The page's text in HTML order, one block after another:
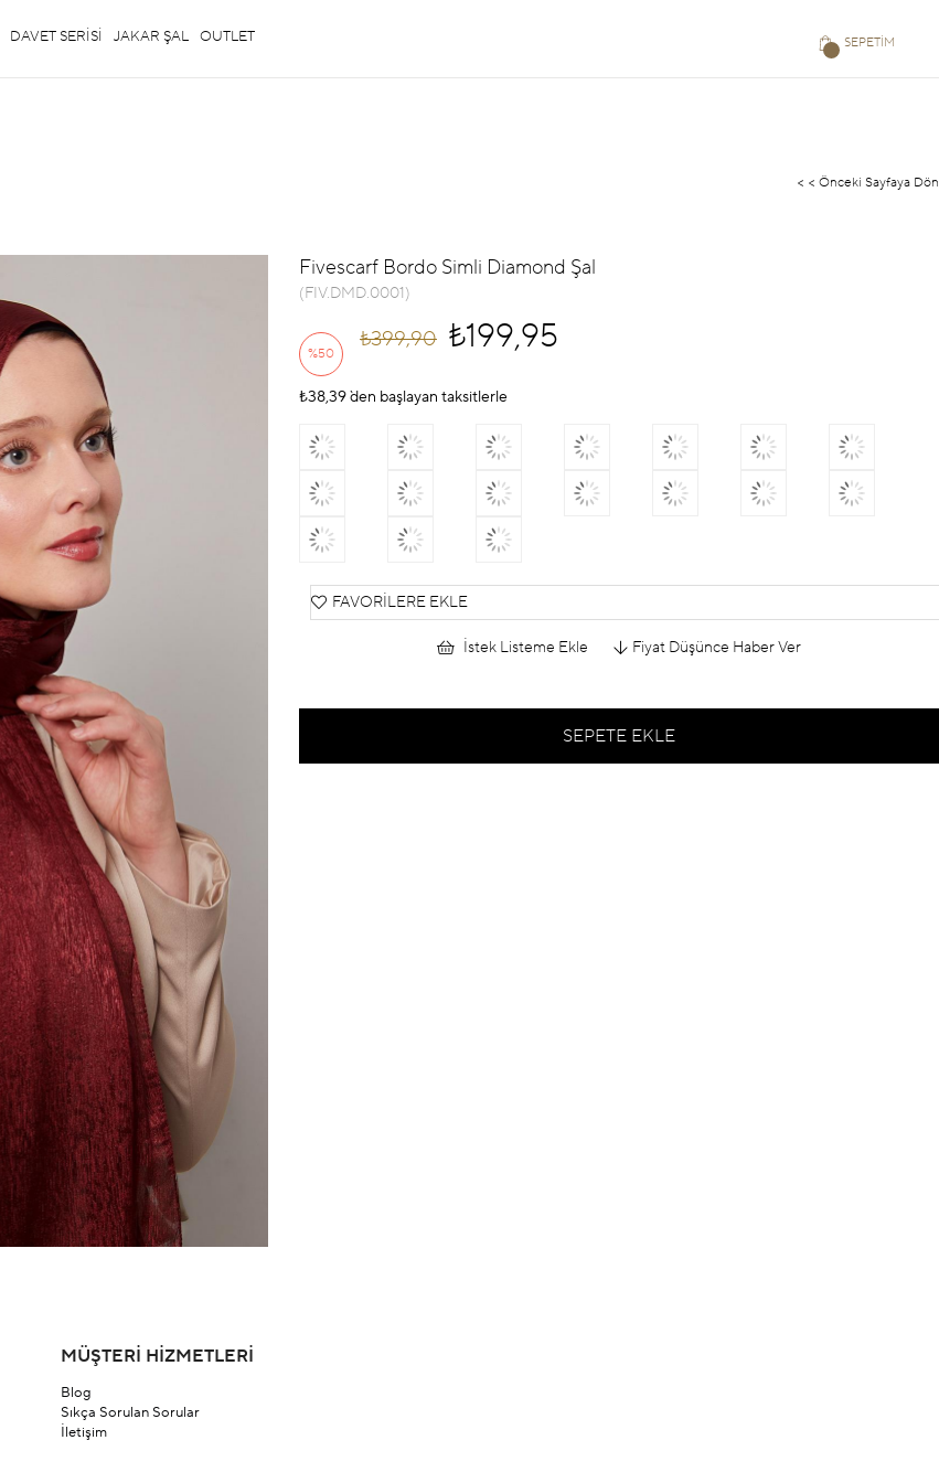
SEPETIM
DAVET SERİSİ JAKAR ŞAL OUTLET
< < Önceki Sayfaya Dön
Fivescarf Bordo Simli Diamond Şal
(FIV.DMD.0001)
%50
İndirim
₺399,90 ₺199,95
₺38,39`den başlayan taksitlerle
FAVORILERE EKLE
İstek Listeme Ekle Fiyat Düşünce Haber Ver
MÜŞTERİ HİZMETLERİ
Blog
Sıkça Sorulan Sorular
İletişim